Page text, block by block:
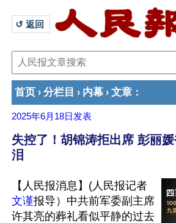
↺ 返回
首页 › 分栏目 › 内幕 › 文章 ：
2025年6月18日 发表
失控了！胡锦涛拒出席 彭丽
泪
【人民报消息】(人民报记者
文谨报导）中共前军委副主席
许其亮的葬礼看似平静的过去